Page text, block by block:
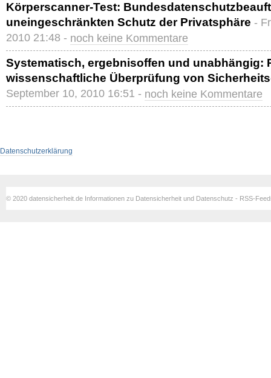
Körperscanner-Test:
uneingeschränkten Schutz der Privatsphäre -
2010 21:48 - noch keine Kommentare
Systematisch, ergebnisoffen und unabhängig:
wissenschaftliche Überprüfung von
September 10, 2010 16:51 - noch keine Kommentare
Datenschutzerklärung
© 2020 datensicherheit.de Informationen zu Datensicherheit und Datenschutz - RSS-